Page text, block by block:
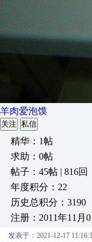
羊肉爱泡馍
关注 私信
精华：1帖
求助：0帖
帖子：45帖 | 816回
年度积分：22
历史总积分：3190
注册：2011年11月
发表于：2021-12-17